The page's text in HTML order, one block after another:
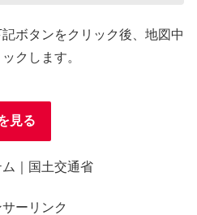
ボタンをクリック後、地図中
クします。
見る
｜国土交通省
ーリンク